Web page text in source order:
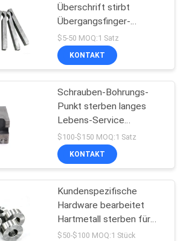
Überschrift stirbt
Übergangsfinger-
Werkzeugmaschinen
$5-50 MOQ:1 Satz
KONTAKT
Schrauben-Bohrungs-
Punkt sterben langes
Lebens-Service
Höhenflossenstation
schraubt Bohrungs-
Würfel
$100-$150 MOQ:1 Satz
KONTAKT
Kundenspezifische
Hardware bearbeitet
Hartmetall sterben für
Schrauben-Formen
$50-$100 MOQ:1 Stück